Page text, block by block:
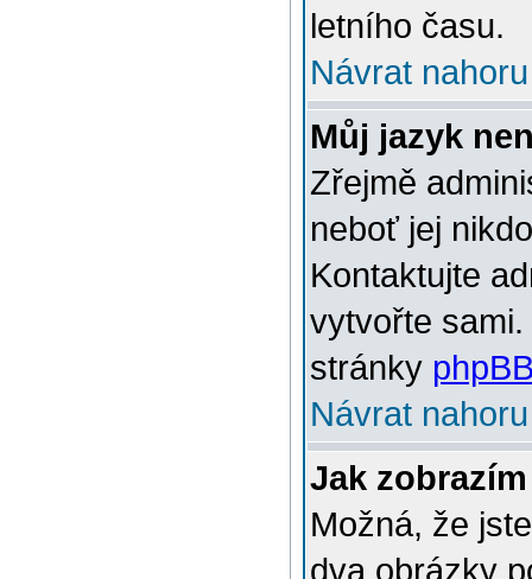
letního času.
Návrat nahoru
Můj jazyk
Zřejmě
neboť jej
Kontaktujte
vytvořte
stránky
Návrat nahoru
Jak
Možná, že
dva obrázky